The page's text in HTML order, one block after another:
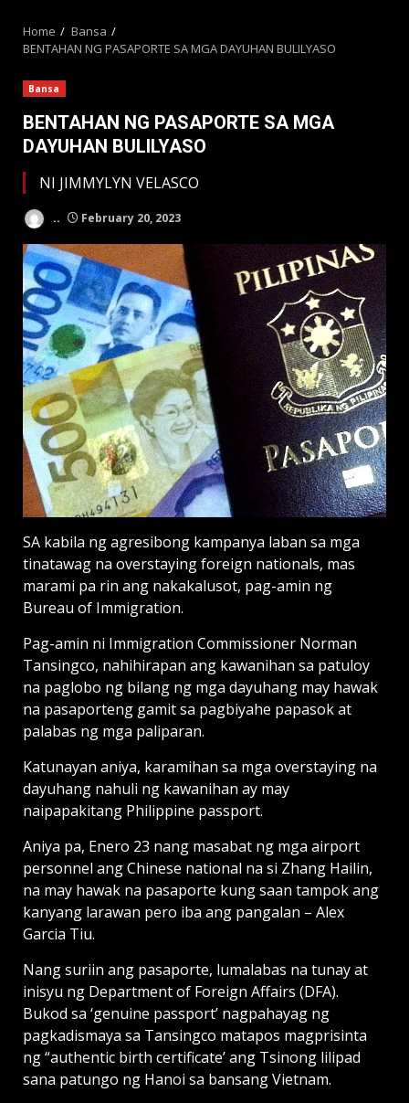
Home
Bansa
BENTAHAN NG PASAPORTE SA MGA DAYUHAN BULILYASO
Bansa
BENTAHAN NG PASAPORTE SA MGA
DAYUHAN BULILYASO
NI JIMMYLYN VELASCO
.. February 20, 2023
SA kabila ng agresibong kampanya laban sa mga
tinatawag na overstaying foreign nationals, mas
marami pa rin ang nakakalusot, pag-amin ng
Bureau of Immigration.
Pag-amin ni Immigration Commissioner Norman
Tansingco, nahihirapan ang kawanihan sa patuloy
na paglobo ng bilang ng mga dayuhang may hawak
na pasaporteng gamit sa pagbiyahe papasok at
palabas ng mga paliparan.
Katunayan aniya, karamihan sa mga overstaying na
dayuhang nahuli ng kawanihan ay may
naipapakitang Philippine passport.
Aniya pa, Enero 23 nang masabat ng mga airport
personnel ang Chinese national na si Zhang Hailin,
na may hawak na pasaporte kung saan tampok ang
kanyang larawan pero iba ang pangalan – Alex
Garcia Tiu.
Nang suriin ang pasaporte, lumalabas na tunay at
inisyu ng Department of Foreign Affairs (DFA).
Bukod sa ‘genuine passport’ nagpahayag ng
pagkadismaya sa Tansingco matapos magprisinta
ng “authentic birth certificate’ ang Tsinong lilipad
sana patungo ng Hanoi sa bansang Vietnam.